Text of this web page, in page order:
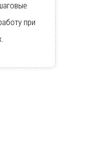
при